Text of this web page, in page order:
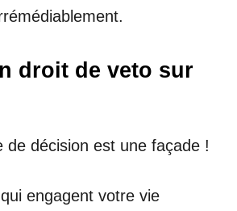
droit de veto sur
de décision est une façade !
engagent votre vie